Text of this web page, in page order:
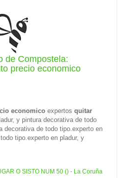
de Compostela:
precio economico
economico expertos quitar
y pintura decorativa de todo
decorativa de todo tipo.experto en
tipo.experto en pladur, y
O SISTO NUM 50 () - La Coruña